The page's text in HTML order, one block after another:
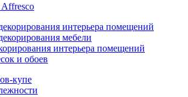
интерьера помещений
мебели
интерьера помещений
и обоев
купе